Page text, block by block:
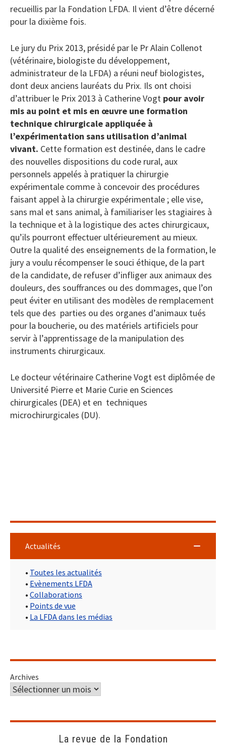
recueillis par la Fondation LFDA. Il vient d’être décerné
pour la dixième fois.
Le jury du Prix 2013, présidé par le Pr Alain Collenot
(vétérinaire, biologiste du développement,
administrateur de la LFDA) a réuni neuf biologistes,
dont deux anciens lauréats du Prix. Ils ont choisi
d’attribuer le Prix 2013 à Catherine Vogt pour avoir
mis au point et mis en œuvre une formation
technique chirurgicale appliquée à
l’expérimentation sans utilisation d’animal
vivant. Cette formation est destinée, dans le cadre
des nouvelles dispositions du code rural, aux
personnels appelés à pratiquer la chirurgie
expérimentale comme à concevoir des procédures
faisant appel à la chirurgie expérimentale ; elle vise,
sans mal et sans animal, à familiariser les stagiaires à
la technique et à la logistique des actes chirurgicaux,
qu’ils pourront effectuer ultérieurement au mieux.
Outre la qualité des enseignements de la formation, le
jury a voulu récompenser le souci éthique, de la part
de la candidate, de refuser d’infliger aux animaux des
douleurs, des souffrances ou des dommages, que l’on
peut éviter en utilisant des modèles de remplacement
tels que des parties ou des organes d’animaux tués
pour la boucherie, ou des matériels artificiels pour
servir à l’apprentissage de la manipulation des
instruments chirurgicaux.
Le docteur vétérinaire Catherine Vogt est diplômée de
Université Pierre et Marie Curie en Sciences
chirurgicales (DEA) et en techniques
microchirurgicales (DU).
Actualités
• Toutes les actualités
• Evènements LFDA
• Collaborations
• Points de vue
• La LFDA dans les médias
Archives
La revue de la Fondation